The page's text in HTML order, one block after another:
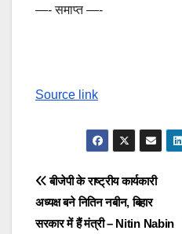
—- समाप्त —-
Source link
Post
navigation
बीजेपी के राष्ट्रीय कार्यकारी
अध्यक्ष बने नितिन नबीन, बिहार
सरकार में हैं मंत्री – Nitin Nabin